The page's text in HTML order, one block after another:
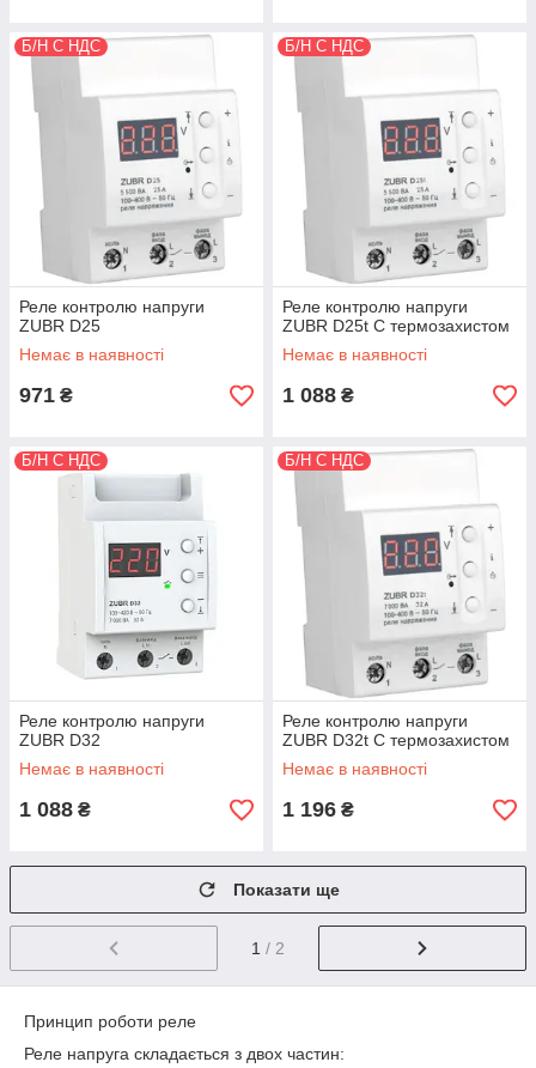
Б/Н С НДС
Реле контролю напруги
ZUBR D25
Немає в наявності
971 ₴
Б/Н С НДС
Реле контролю напруги
ZUBR D25t С термозахистом
Немає в наявності
1 088 ₴
Б/Н С НДС
Реле контролю напруги
ZUBR D32
Немає в наявності
1 088 ₴
Б/Н С НДС
Реле контролю напруги
ZUBR D32t С термозахистом
Немає в наявності
1 196 ₴
Показати ще
1 / 2
Принцип роботи реле
Реле напруга складається з двох частин: